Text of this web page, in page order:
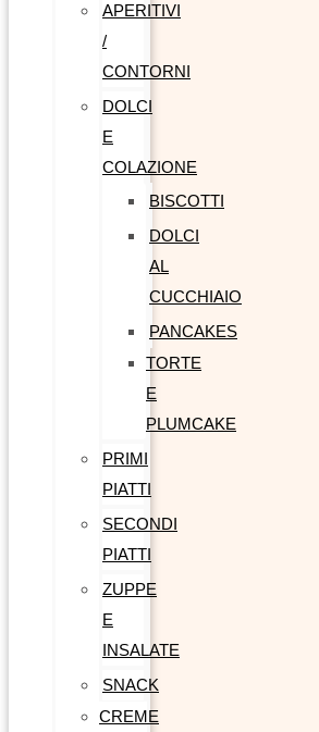
APERITIVI
/
CONTORNI
DOLCI
E
COLAZIONE
BISCOTTI
DOLCI
AL
CUCCHIAIO
PANCAKES
TORTE
E
PLUMCAKE
PRIMI
PIATTI
SECONDI
PIATTI
ZUPPE
E
INSALATE
SNACK
CREME